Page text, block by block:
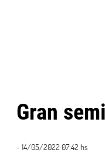
Gran
- 14/05/2022 07:42 hs